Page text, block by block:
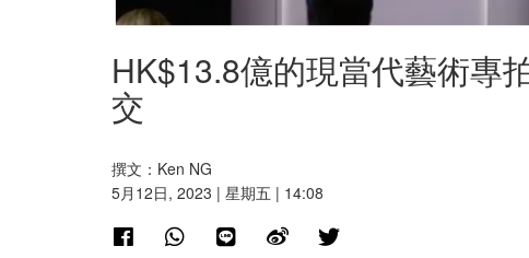
HK$13.8億的現當代藝術
交
撰文：Ken NG
5月12日, 2023 | 星期五 | 14:08